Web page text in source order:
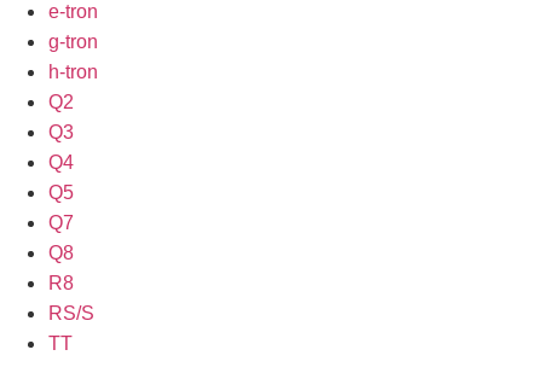
e-tron
g-tron
h-tron
Q2
Q3
Q4
Q5
Q7
Q8
R8
RS/S
TT